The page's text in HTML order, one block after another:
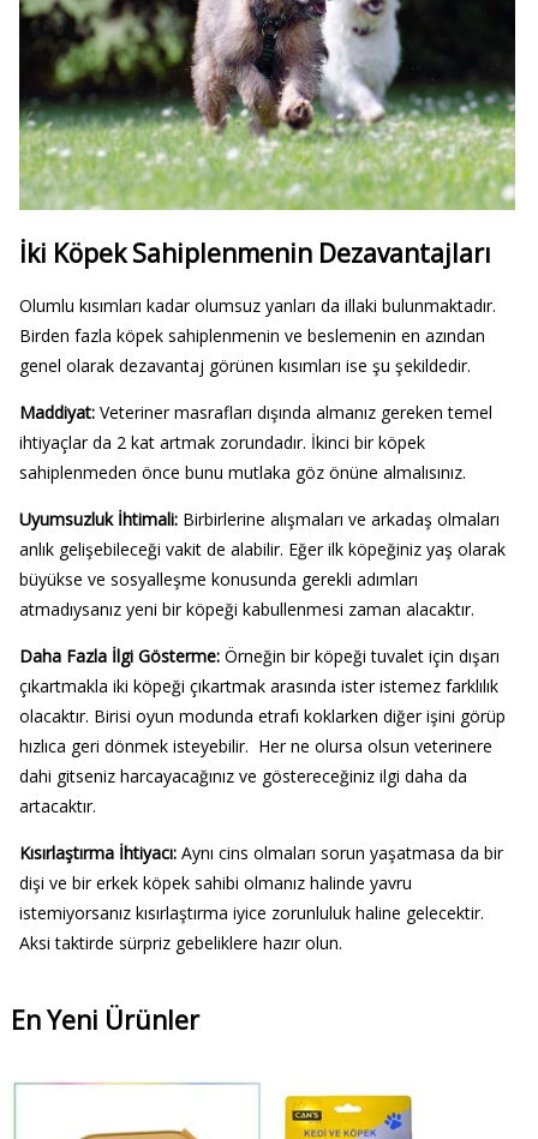
İki Köpek Sahiplenmenin Dezavantajları
Olumlu kısımları kadar olumsuz yanları da illaki bulunmaktadır.
Birden fazla köpek sahiplenmenin ve beslemenin en azından
genel olarak dezavantaj görünen kısımları ise şu şekildedir.
Maddiyat:Veteriner masrafları dışında almanız gereken temel
ihtiyaçlar da 2 kat artmak zorundadır. İkinci bir köpek
sahiplenmeden önce bunu mutlaka göz önüne almalısınız.
Uyumsuzluk İhtimali: Birbirlerine alışmaları ve arkadaş olmaları
anlık gelişebileceği vakit de alabilir. Eğer ilk köpeğiniz yaş olarak
büyükse ve sosyalleşme konusunda gerekli adımları
atmadıysanız yeni bir köpeği kabullenmesi zaman alacaktır.
Daha Fazla İlgi Gösterme: Örneğin bir köpeği tuvalet için dışarı
çıkartmakla iki köpeği çıkartmak arasında ister istemez farklılık
olacaktır. Birisi oyun modunda etrafı koklarken diğer işini görüp
hızlıca geri dönmek isteyebilir. Her ne olursa olsun veterinere
dahi gitseniz harcayacağınız ve göstereceğiniz ilgi daha da
artacaktır.
Kısırlaştırma İhtiyacı:Aynı cins olmaları sorun yaşatmasa da bir
dişi ve bir erkek köpek sahibi olmanız halinde yavru
istemiyorsanız kısırlaştırma iyice zorunluluk haline gelecektir.
Aksi taktirde sürpriz gebeliklere hazır olun.
En Yeni Ürünler